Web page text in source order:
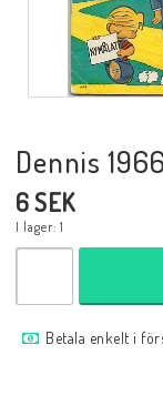
Mynt och Sedlar
Samlartillbehör
Dennis
6 SEK
I lager: 1
Betala enkelt i